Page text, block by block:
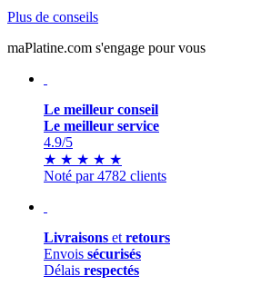
Plus de conseils
maPlatine.com s'engage pour vous
Le meilleur conseil
Le meilleur service
4.9/5
★ ★ ★ ★ ★
Noté par 4782 clients
Livraisons et retours
Envois sécurisés
Délais respectés